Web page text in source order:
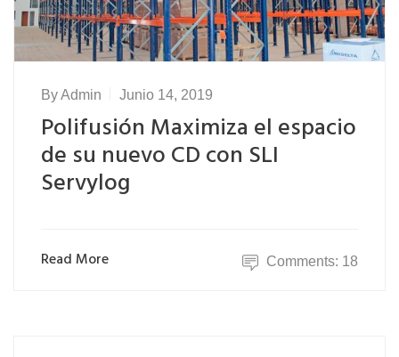
ByAdmin Junio 14, 2019
Polifusión Maximiza el espacio
de su nuevo CD con SLI
Servylog
Read More Comments: 18